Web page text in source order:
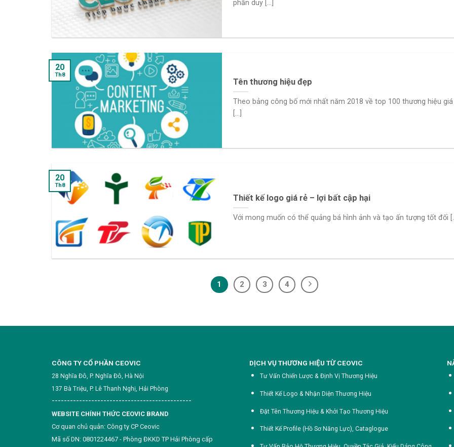
phần duy [...]
Tên thương hiệu đẹp
Theo bảng công bố mới nhất năm 2018 về top 100 thương hiệu
[...]
20
Th8
Thiết kế logo giá rẻ – lợi bất cập hại
Với mong muốn có thể quảng bá hình ảnh và tạo ấn tượng tốt đối
20
Th8
1 2 3 4
CÔNG TY CỔ PHẦN CEOVIC
28 Nghĩa Đô, P. Nghĩa Đô, Hà Nội
137 Bà Triệu, P. Lê Thanh Nghị, Hải Phòng
----------------------------------------------
WEBSITE CHÍNH THỨC CEOVIC BRAND
Cơ quan chủ quản: Công ty CP Ceovic
Mã số DN: 0801224467 - Phòng ĐKKD TP Hải Phòng cấp
DỊCH VỤ THƯƠNG HIỆU TỪ CEOVIC
Tư Vấn Chiến Lược & Định Vị Thương Hiệu
Thiết Kế Logo & Nhận Diện Thương Hiệu
Đặt Tên Thương Hiệu & Khởi Tạo Thương Hiệu
Thiết Kế Profile (Hồ Sơ Năng Lực), Cataglogue